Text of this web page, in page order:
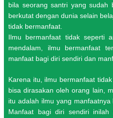
bila seorang santri yang sudah
berkutat dengan dunia selain
tidak bermanfaat.
Ilmu bermanfaat tidak seperti
mendalam, ilmu bermanfaat
manfaat bagi diri sendiri dan
Karena itu, ilmu bermanfaat
bisa dirasakan oleh orang lain,
itu adalah ilmu yang
Manfaat bagi diri sendiri